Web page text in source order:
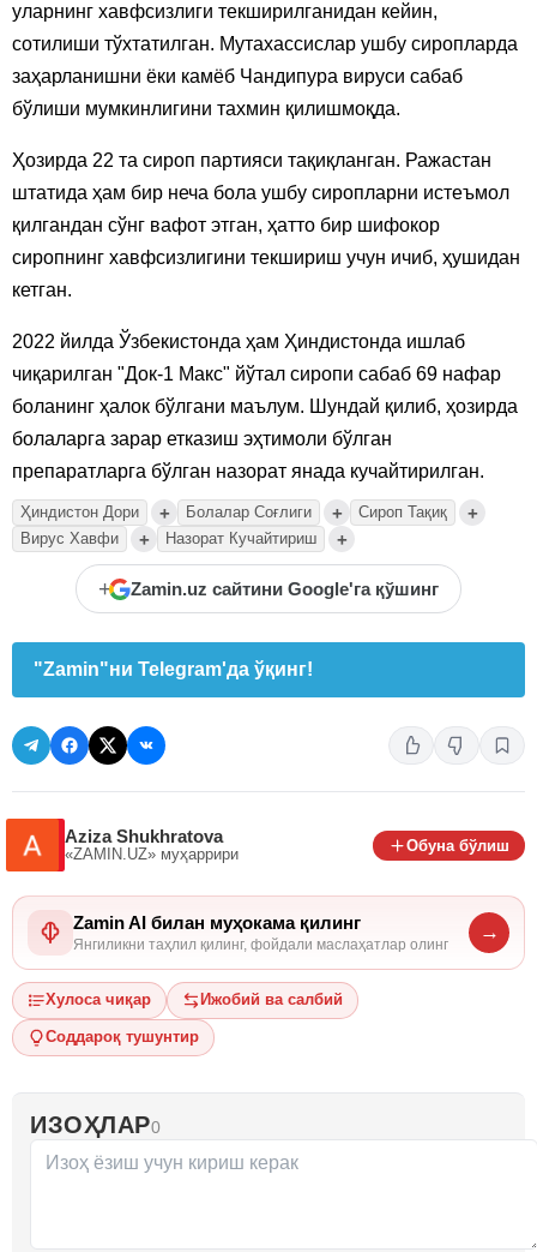
уларнинг хавфсизлиги текширилганидан кейин,
сотилиши тўхтатилган. Мутахассислар ушбу сиропларда
заҳарланишни ёки камёб Чандипура вируси сабаб
бўлиши мумкинлигини тахмин қилишмоқда.
Ҳозирда 22 та сироп партияси тақиқланган. Ражастан
штатида ҳам бир неча бола ушбу сиропларни истеъмол
қилгандан сўнг вафот этган, ҳатто бир шифокор
сиропнинг хавфсизлигини текшириш учун ичиб, ҳушидан
кетган.
2022 йилда Ўзбекистонда ҳам Ҳиндистонда ишлаб
чиқарилган "Док-1 Макс" йўтал сиропи сабаб 69 нафар
боланинг ҳалок бўлгани маълум. Шундай қилиб, ҳозирда
болаларга зарар етказиш эҳтимоли бўлган
препаратларга бўлган назорат янада кучайтирилган.
Ҳиндистон Дори + Болалар Соғлиги + Сироп Тақиқ +
Вирус Хавфи + Назорат Кучайтириш +
+ Zamin.uz сайтини Google'га қўшинг
"Zamin"ни Telegram'да ўқинг!
Aziza Shukhratova
«ZAMIN.UZ» муҳаррири
Обуна бўлиш
Zamin AI билан муҳокама қилинг
Янгиликни таҳлил қилинг, фойдали маслаҳатлар олинг
→
Хулоса чиқар Ижобий ва салбий
Соддароқ тушунтир
ИЗОҲЛАР0